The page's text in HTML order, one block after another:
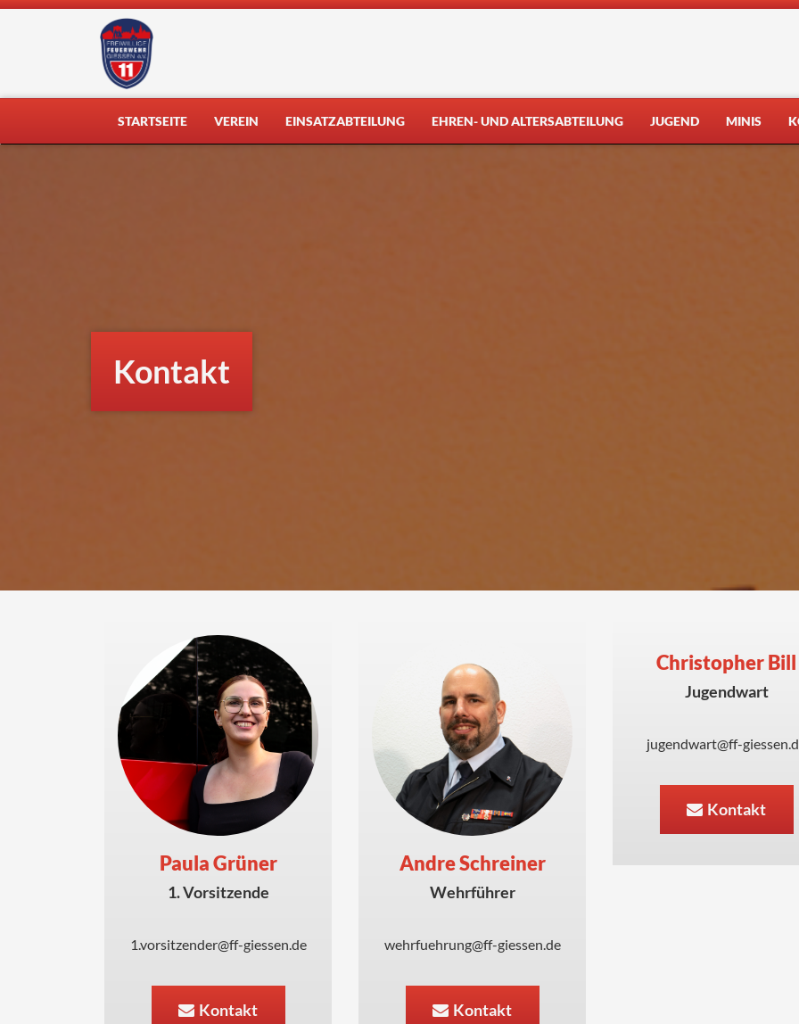
Skip
STARTSEITE VEREIN EINSATZABTEILUNG EHREN- UND ALTERSABTEILUNG JUGEND MINIS
Kontakt
Paula Grüner
1. Vorsitzende
1.vorsitzender@ff-giessen.de
Kontakt
Andre Schreiner
Wehrführer
wehrfuehrung@ff-giessen.de
Kontakt
Christopher Bill
Jugendwart
jugendwart@ff-
Kontakt